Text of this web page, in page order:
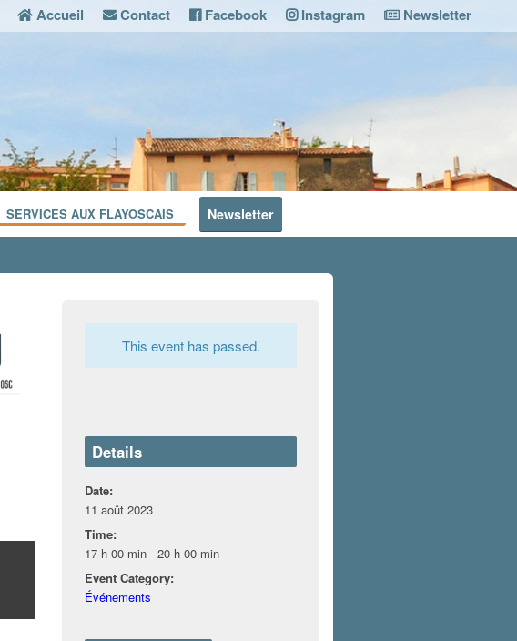
Accueil Contact Facebook Instagram Newsletter
SERVICES AUX FLAYOSCAIS Newsletter
This event has passed.
Details
Date:
11 août 2023
Time:
17 h 00 min - 20 h 00 min
Event Category:
Événements